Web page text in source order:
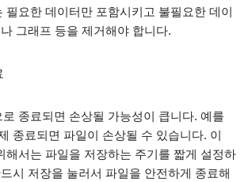
필요한 데이터만 포함시키고 불필요한 데이
그래프 등을 제거해야 합니다.
종료되면 손상될 가능성이 큽니다. 예를
종료되면 파일이 손상될 수 있습니다. 이
해서는 파일을 저장하는 주기를 짧게 설정하
시 저장을 눌러서 파일을 안전하게 종료해